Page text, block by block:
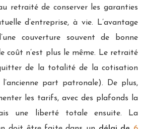
retraité de conserver les garanties
d’entreprise, à vie. L’avantage
couverture souvent de bonne
coût n’est plus le même. Le retraité
de la totalité de la cotisation
part patronale). De plus,
les tarifs, avec des plafonds la
une liberté totale ensuite. La